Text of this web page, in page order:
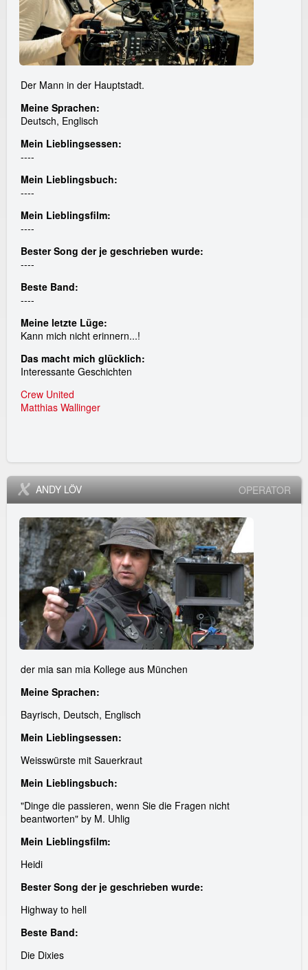
Der Mann in der Hauptstadt.
Meine Sprachen:
Deutsch, Englisch
Mein Lieblingsessen:
----
Mein Lieblingsbuch:
----
Mein Lieblingsfilm:
----
Bester Song der je geschrieben wurde:
----
Beste Band:
----
Meine letzte Lüge:
Kann mich nicht erinnern...!
Das macht mich glücklich:
Interessante Geschichten
Crew United
Matthias Wallinger
ANDY LÖV OPERATOR
der mia san mia Kollege aus München
Meine Sprachen:
Bayrisch, Deutsch, Englisch
Mein Lieblingsessen:
Weisswürste mit Sauerkraut
Mein Lieblingsbuch:
"Dinge die passieren, wenn Sie die Fragen nicht
beantworten" by M. Uhlig
Mein Lieblingsfilm:
Heidi
Bester Song der je geschrieben wurde:
Highway to hell
Beste Band:
Die Dixies